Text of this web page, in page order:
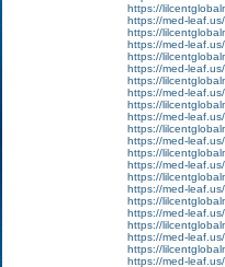
https://
https://med-leaf.us/
https://
https://med-leaf.us/
https://
https://med-leaf.us/
https://
https://med-leaf.us/
https://
https://med-leaf.us/
https://
https://med-leaf.us/
https://
https://med-leaf.us/
https://
https://med-leaf.us/
https://
https://med-leaf.us/
https://
https://med-leaf.us/
https://
https://med-leaf.us/